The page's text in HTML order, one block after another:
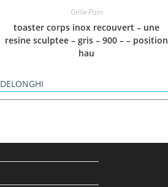
Grille Pain
toaster corps inox recouvert – une
resine sculptee – gris – 900 – – position
hau
DELONGHI